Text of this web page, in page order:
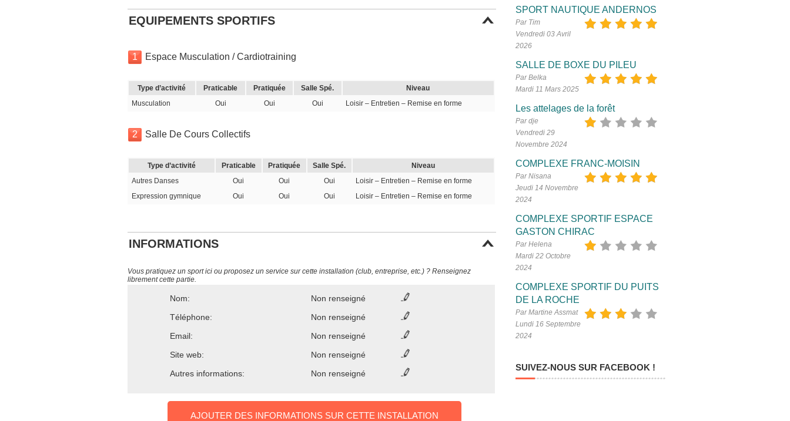
EQUIPEMENTS SPORTIFS
1 Espace Musculation / Cardiotraining
Type d’activité Praticable Pratiquée Salle Spé.
Niveau
Musculation
Oui Oui Oui Loisir – Entretien – Remise en forme
2 Salle De Cours Collectifs
Type d’activité Praticable Pratiquée Salle Spé.
Niveau
Autres Danses
Oui Oui Oui
Loisir – Entretien – Remise en forme
Expression gymnique
Oui Oui Oui Loisir – Entretien – Remise en forme
INFORMATIONS
Vous pratiquez un sport ici ou proposez un service sur cette installation (club, entreprise, etc.) ? Renseignez
librement cette partie.
Nom:
Non renseigné
Téléphone:
Non renseigné
Email:
Non renseigné
Site web:
Non renseigné
Autres informations:
Non renseigné
AJOUTER DES INFORMATIONS SUR CETTE INSTALLATION
SPORT NAUTIQUE ANDERNOS
Par Tim
Vendredi 03 Avril
2026
SALLE DE BOXE DU PILEU
Par Belka
Mardi 11 Mars 2025
Les attelages de la forêt
Par dje
Vendredi 29
Novembre 2024
COMPLEXE FRANC-MOISIN
Par Nisana
Jeudi 14 Novembre
2024
COMPLEXE SPORTIF ESPACE
GASTON CHIRAC
Par Helena
Mardi 22 Octobre
2024
COMPLEXE SPORTIF DU PUITS
DE LA ROCHE
Par Martine Assmat
Lundi 16 Septembre
2024
SUIVEZ-NOUS SUR FACEBOOK !